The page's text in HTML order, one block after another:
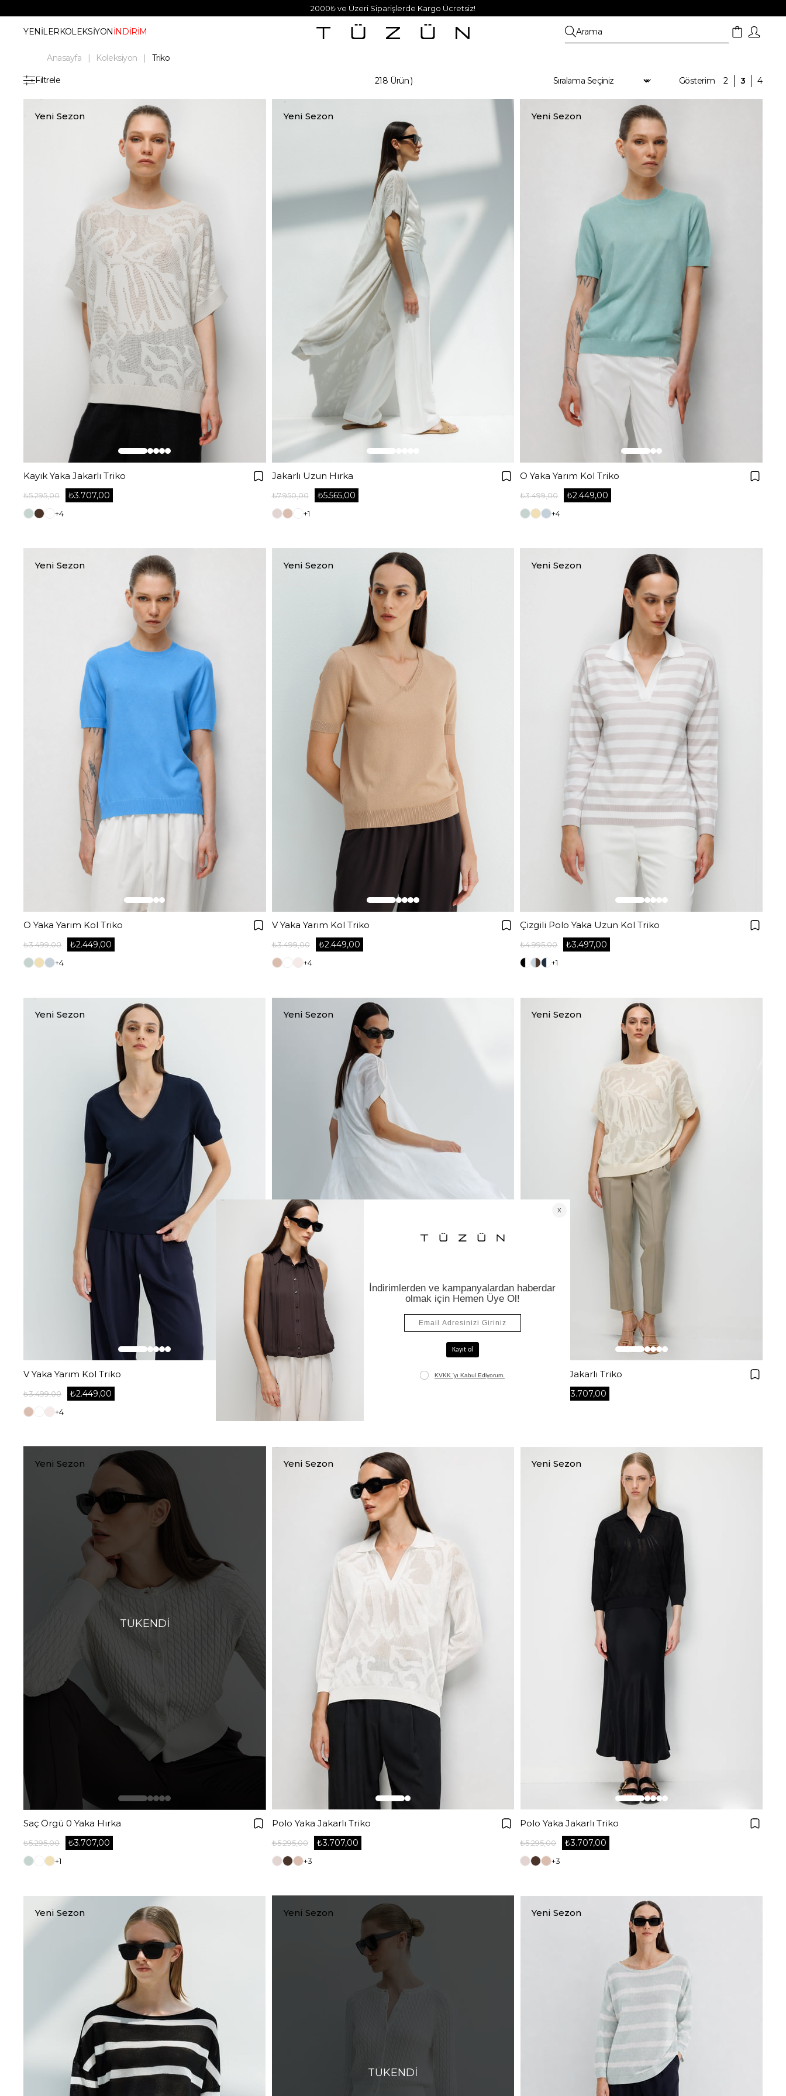
2000₺ ve Üzeri Siparişlerde Kargo Ücretsiz!
YENİLERKOLEKSİYONİNDİRİM
Anasayfa Koleksiyon Triko
Filtrele 218 Ürün
Kayık Yaka Jakarlı Triko
₺3.707,00
₺5.295,00
+4
Yeni Sezon
Jakarlı Uzun Hırka
₺5.565,00
₺7.950,00
+1
Yeni Sezon
O Yaka Yarım Kol Triko
₺2.449,00
₺3.499,00
+4
Yeni Sezon
O Yaka Yarım Kol Triko
₺2.449,00
₺3.499,00
+4
Yeni Sezon
V Yaka Yarım Kol Triko
₺2.449,00
₺3.499,00
+4
Yeni Sezon
Çizgili Polo Yaka Uzun Kol Triko
₺3.497,00
₺4.995,00
+1
Yeni Sezon
V Yaka Yarım Kol Triko
₺2.449,00
₺3.499,00
+4
Yeni Sezon
Jakarlı Uzun Hırka
₺7.950,00
Yeni Sezon
Kayık Yaka Jakarlı Triko
₺3.707,00
Yeni Sezon
TÜKENDI
Saç Örgü 0 Yaka Hırka
₺3.707,00
₺5.295,00
+1
Yeni Sezon
Polo Yaka Jakarlı Triko
₺3.707,00
₺5.295,00
+3
Yeni Sezon
Polo Yaka Jakarlı Triko
₺3.707,00
₺5.295,00
+3
Yeni Sezon
Yeni Sezon
TÜKENDI
Yeni Sezon Yeni Sezon